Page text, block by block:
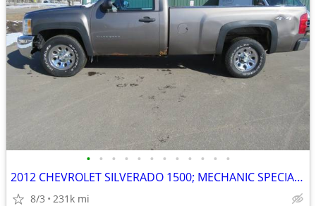
• • • • • • • • • • • •
2012 CHEVROLET SILVERADO 1500; MECHANIC SPECIAL NO 3RD GEAR
8/3 231k mi